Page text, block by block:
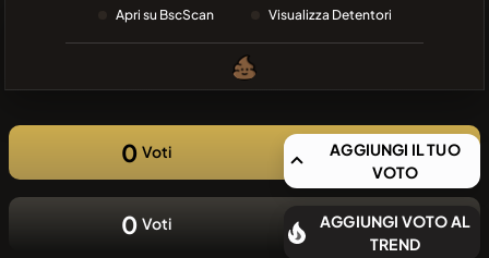
❌Nessuna
moneta
recente
Apri su BscScan Visualizza Detentori
0 Voti
AGGIUNGI IL TUO
VOTO
0 Voti
AGGIUNGI VOTO AL
TREND